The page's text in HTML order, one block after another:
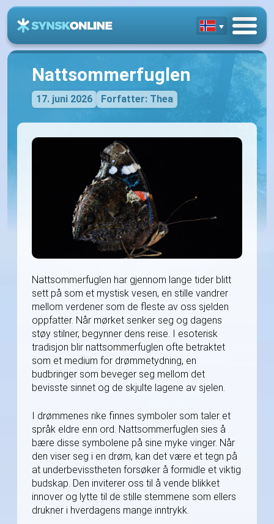
Nattsommerfuglen
17. juni 2026 Forfatter: Thea
Nattsommerfuglen har gjennom lange tider blitt
sett på som et mystisk vesen, en stille vandrer
mellom verdener som de fleste av oss sjelden
oppfatter. Når mørket senker seg og dagens
støy stilner, begynner dens reise. I esoterisk
tradisjon blir nattsommerfuglen ofte betraktet
som et medium for drømmetydning, en
budbringer som beveger seg mellom det
bevisste sinnet og de skjulte lagene av sjelen.
I drømmenes rike finnes symboler som taler et
språk eldre enn ord. Nattsommerfuglen sies å
bære disse symbolene på sine myke vinger. Når
den viser seg i en drøm, kan det være et tegn på
at underbevisstheten forsøker å formidle et viktig
budskap. Den inviterer oss til å vende blikket
innover og lytte til de stille stemmene som ellers
drukner i hverdagens mange inntrykk.